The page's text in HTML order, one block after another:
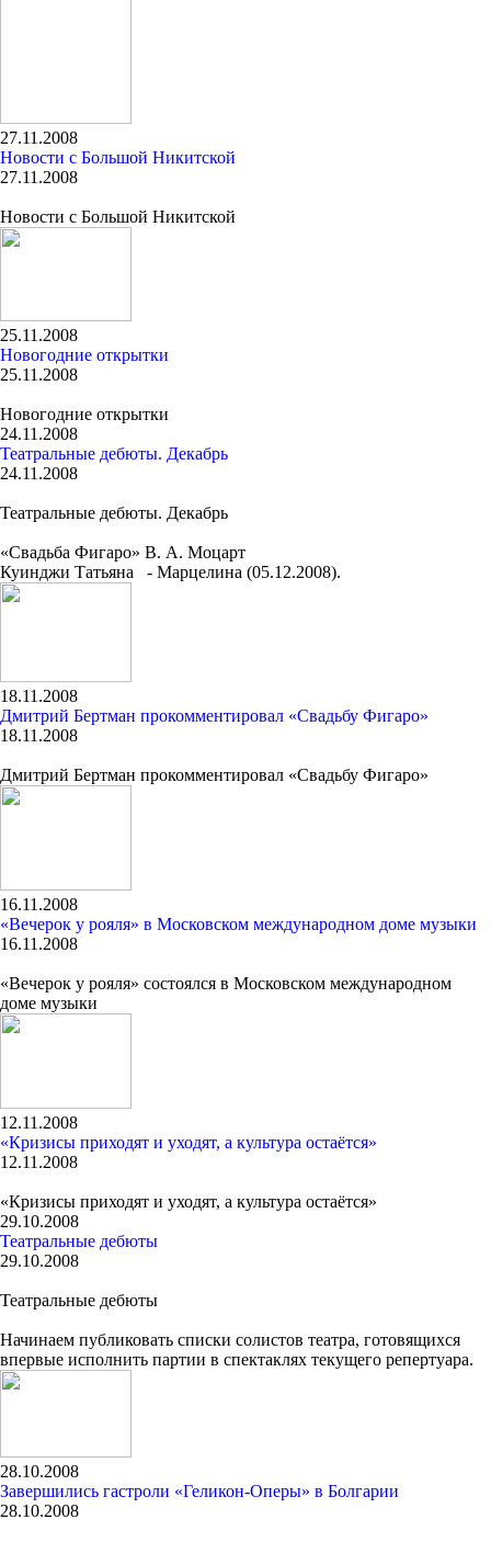
27.11.2008
Новости с Большой Никитской
27.11.2008
Новости с Большой Никитской
25.11.2008
Новогодние открытки
25.11.2008
Новогодние открытки
24.11.2008
Театральные дебюты. Декабрь
24.11.2008
Театральные дебюты. Декабрь
«Свадьба Фигаро» В. А. Моцарт
Куинджи Татьяна - Марцелина (05.12.2008).
18.11.2008
Дмитрий Бертман прокомментировал «Свадьбу Фигаро»
18.11.2008
Дмитрий Бертман прокомментировал «Свадьбу Фигаро»
16.11.2008
«Вечерок у рояля» в Московском международном доме музыки
16.11.2008
«Вечерок у рояля» состоялся в Московском международном
доме музыки
12.11.2008
«Кризисы приходят и уходят, а культура остаётся»
12.11.2008
«Кризисы приходят и уходят, а культура остаётся»
29.10.2008
Театральные дебюты
29.10.2008
Театральные дебюты
Начинаем публиковать списки солистов театра, готовящихся
впервые исполнить партии в спектаклях текущего репертуара.
28.10.2008
Завершились гастроли «Геликон-Оперы» в Болгарии
28.10.2008